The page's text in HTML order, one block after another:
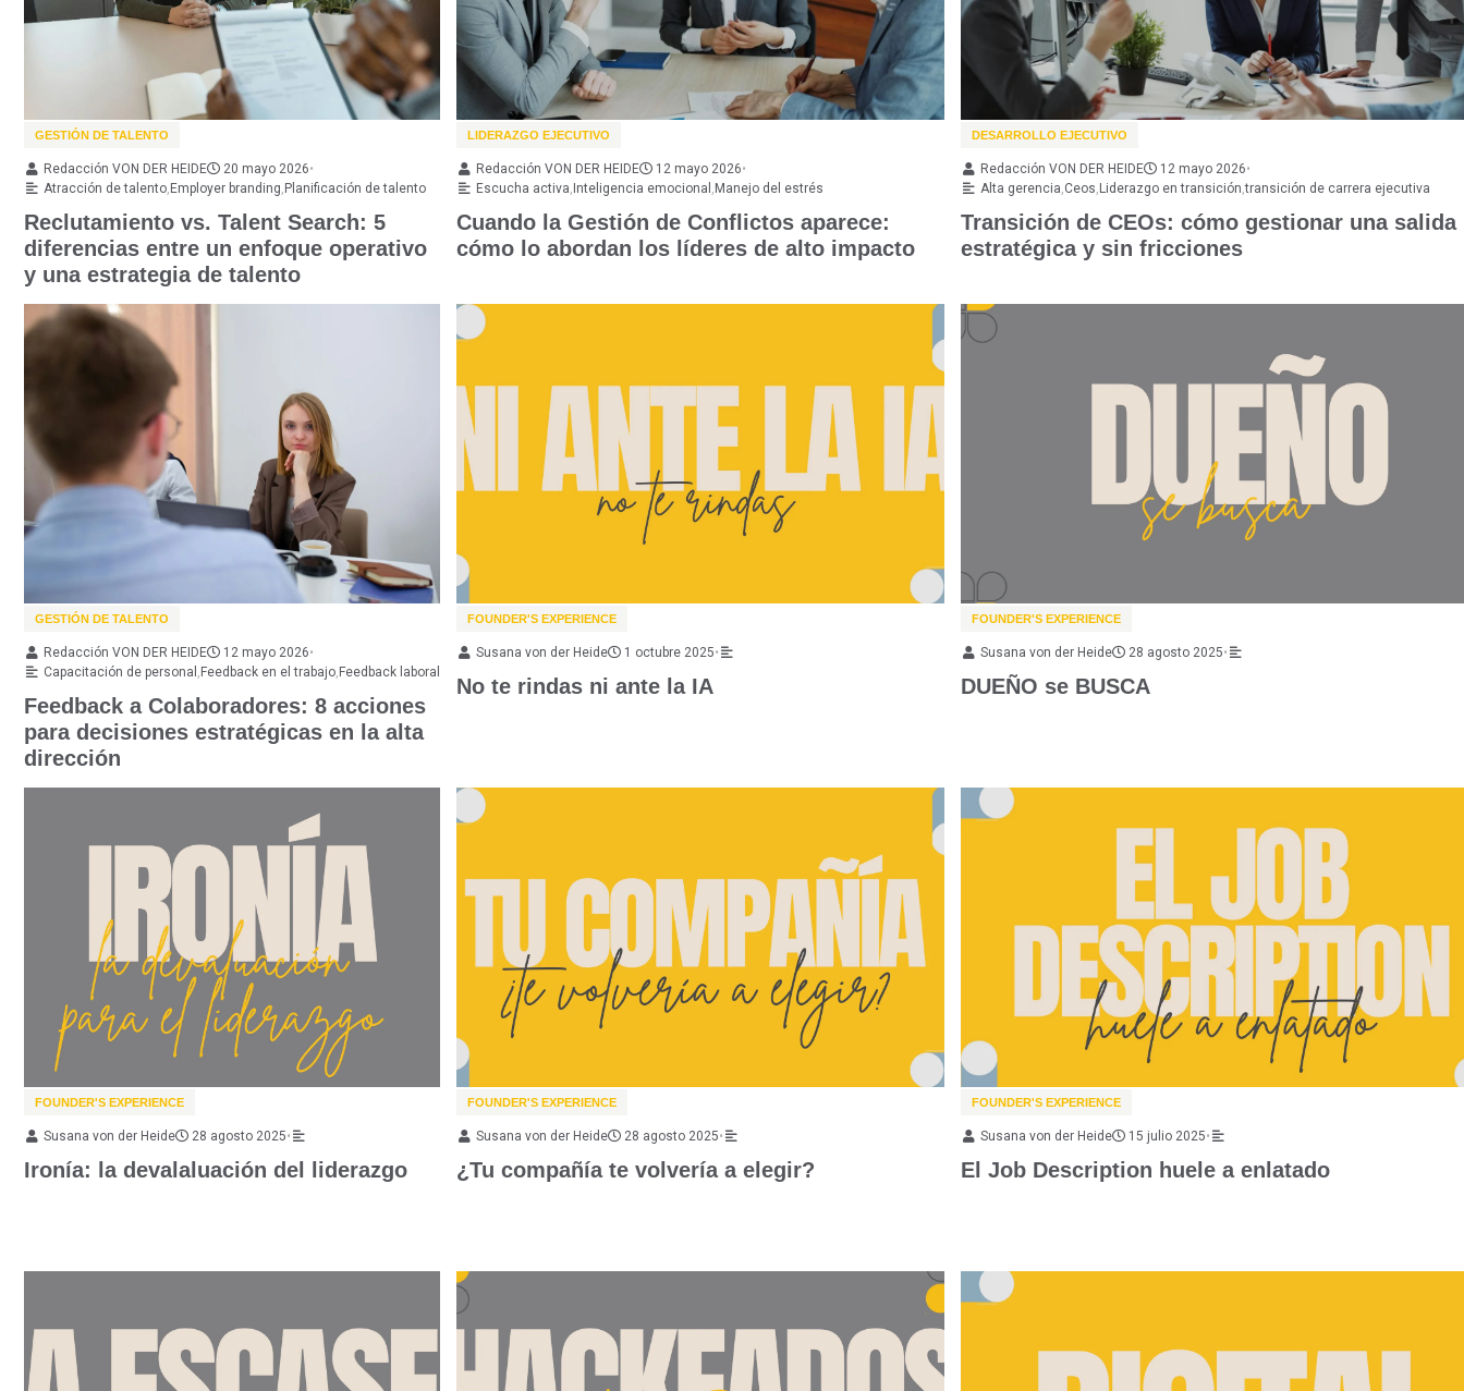
GESTIÓN DE TALENTO
Reclutamiento vs. Talent Search: 5
diferencias entre un enfoque operativo
y una estrategia de talento
Redacción VON DER HEIDE 20 mayo 2026•
Atracción de talento, Employer branding, Planificación de talento
LIDERAZGO EJECUTIVO
Cuando la Gestión de Conflictos aparece:
cómo lo abordan los líderes de alto impacto
Redacción VON DER HEIDE 12 mayo 2026•
Escucha activa, Inteligencia emocional , Manejo del estrés
DESARROLLO EJECUTIVO
Transición de CEOs: cómo gestionar una salida
estratégica y sin fricciones
Redacción VON DER HEIDE 12 mayo 2026•
Alta gerencia,Ceos, Liderazgo en transición,transición de carrera ejecutiva
GESTIÓN DE TALENTO
Feedback a Colaboradores: 8 acciones
para decisiones estratégicas en la alta
dirección
Redacción VON DER HEIDE 12 mayo 2026•
Capacitación de personal , Feedback en el trabajo, Feedback laboral
FOUNDER'S EXPERIENCE
No te rindas ni ante la IA
Susana von der Heide 1 octubre 2025•
FOUNDER'S EXPERIENCE
DUEÑO se BUSCA
Susana von der Heide 28 agosto 2025•
FOUNDER'S EXPERIENCE
Ironía: la devalaluación del liderazgo
Susana von der Heide 28 agosto 2025•
FOUNDER'S EXPERIENCE
¿Tu compañía te volvería a elegir?
Susana von der Heide 28 agosto 2025•
FOUNDER'S EXPERIENCE
El Job Description huele a enlatado
Susana von der Heide 15 julio 2025•